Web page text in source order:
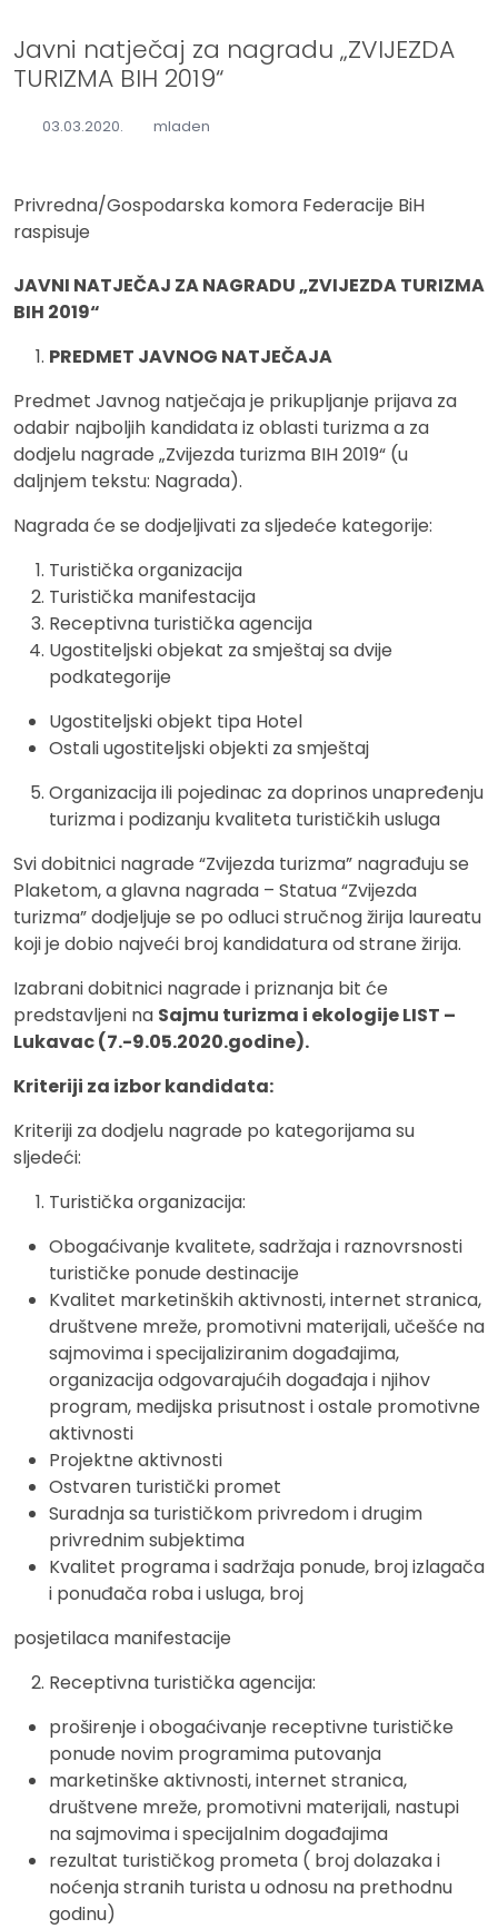
Javni natječaj za nagradu „ZVIJEZDA
TURIZMA BIH 2019“
03.03.2020. mladen
Privredna/Gospodarska komora Federacije BiH
raspisuje
JAVNI NATJEČAJ ZA NAGRADU „ZVIJEZDA TURIZMA
BIH 2019“
PREDMET JAVNOG NATJEČAJA
Predmet Javnog natječaja je prikupljanje prijava za
odabir najboljih kandidata iz oblasti turizma a za
dodjelu nagrade „Zvijezda turizma BIH 2019“ (u
daljnjem tekstu: Nagrada).
Nagrada će se dodjeljivati za sljedeće kategorije:
Turistička organizacija
Turistička manifestacija
Receptivna turistička agencija
Ugostiteljski objekat za smještaj sa dvije
podkategorije
Ugostiteljski objekt tipa Hotel
Ostali ugostiteljski objekti za smještaj
Organizacija ili pojedinac za doprinos unapređenju
turizma i podizanju kvaliteta turističkih usluga
Svi dobitnici nagrade “Zvijezda turizma” nagrađuju se
Plaketom, a glavna nagrada – Statua “Zvijezda
turizma” dodjeljuje se po odluci stručnog žirija laureatu
koji je dobio najveći broj kandidatura od strane žirija.
Izabrani dobitnici nagrade i priznanja bit će
predstavljeni na Sajmu turizma i ekologije LIST –
Lukavac (7.-9.05.2020.godine).
Kriteriji za izbor kandidata:
Kriteriji za dodjelu nagrade po kategorijama su
sljedeći:
Turistička organizacija:
Obogaćivanje kvalitete, sadržaja i raznovrsnosti
turističke ponude destinacije
Kvalitet marketinških aktivnosti, internet stranica,
društvene mreže, promotivni materijali, učešće na
sajmovima i specijaliziranim događajima,
organizacija odgovarajućih događaja i njihov
program, medijska prisutnost i ostale promotivne
aktivnosti
Projektne aktivnosti
Ostvaren turistički promet
Suradnja sa turističkom privredom i drugim
privrednim subjektima
Kvalitet programa i sadržaja ponude, broj izlagača
i ponuđača roba i usluga, broj
posjetilaca manifestacije
Receptivna turistička agencija:
proširenje i obogaćivanje receptivne turističke
ponude novim programima putovanja
marketinške aktivnosti, internet stranica,
društvene mreže, promotivni materijali, nastupi
na sajmovima i specijalnim događajima
rezultat turističkog prometa ( broj dolazaka i
noćenja stranih turista u odnosu na prethodnu
godinu)